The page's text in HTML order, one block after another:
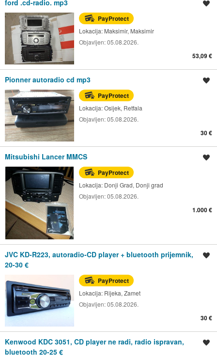
ford .cd-radio. mp3
PayProtect
Lokacija: Maksimir, Maksimir
Objavljen:05.08.2026.
53,09 €
Pionner autoradio cd mp3
PayProtect
Lokacija:Osijek, Retfala
Objavljen:05.08.2026.
30 €
Mitsubishi Lancer MMCS
PayProtect
Lokacija: Donji Grad, Donji grad
Objavljen:05.08.2026.
1.000 €
JVC KD-R223, autoradio-CD player + bluetooth prijemnik,
20-30 €
PayProtect
Lokacija: Rijeka, Zamet
Objavljen:05.08.2026.
30 €
Kenwood KDC 3051, CD player ne radi, radio ispravan,
bluetooth 20-25 €